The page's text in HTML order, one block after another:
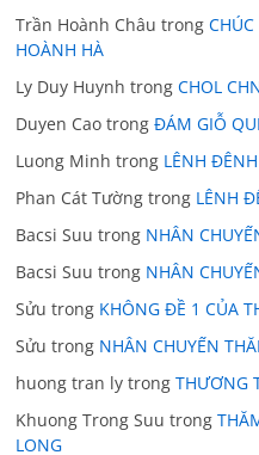
Trần Hoành Châu trong
HOÀNH HÀ
Ly Duy Huynh trongCHOL
Duyen Cao trongĐÁM GIỖ
Luong Minh trong LÊNH
Phan Cát Tường trong LÊNH
Bacsi Suu trong NHÂN
Bacsi Suu trong NHÂN
Sửu trong KHÔNG ĐỀ 1 CỦA
Sửu trong NHÂN CHUYẾN
huong tran ly trongTHƯƠNG
Khuong Trong Suu trong
LONG